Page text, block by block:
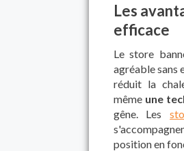
Les
efficace
Le store
agréable sans
réduit la
même une
gêne. Les
position en